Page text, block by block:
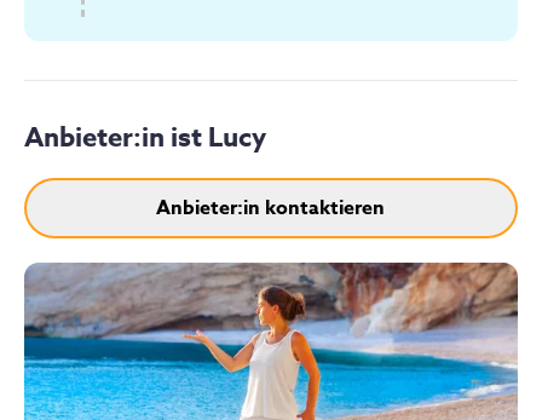
Anbieter:in istLucy
Anbieter:in kontaktieren